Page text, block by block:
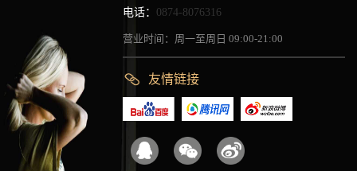
电话： 0874-8076316
营业时间：周一至周日 09:00-21:00
友情链接